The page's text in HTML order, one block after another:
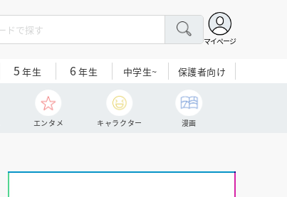
マイページ
5 年生 6年生 中学生~ 保護者向け
エンタメ キャラクター 漫画